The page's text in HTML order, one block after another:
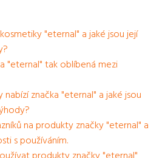
"eternal" a jaké jsou její
"eternal" tak oblíbená mezi
nabízí značka "eternal" a jaké jsou
na produkty značky "eternal" a
s používáním.